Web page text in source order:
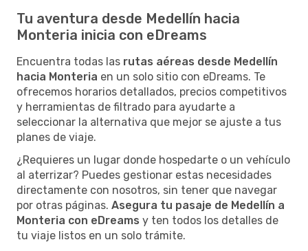
Tu aventura desde Medellín hacia
Monteria inicia con eDreams
Encuentra todas las rutas aéreas desde Medellín
hacia Monteria en un solo sitio con eDreams. Te
ofrecemos horarios detallados, precios competitivos
y herramientas de filtrado para ayudarte a
seleccionar la alternativa que mejor se ajuste a tus
planes de viaje.
¿Requieres un lugar donde hospedarte o un vehículo
al aterrizar? Puedes gestionar estas necesidades
directamente con nosotros, sin tener que navegar
por otras páginas. Asegura tu pasaje de Medellín a
Monteria con eDreams y ten todos los detalles de
tu viaje listos en un solo trámite.